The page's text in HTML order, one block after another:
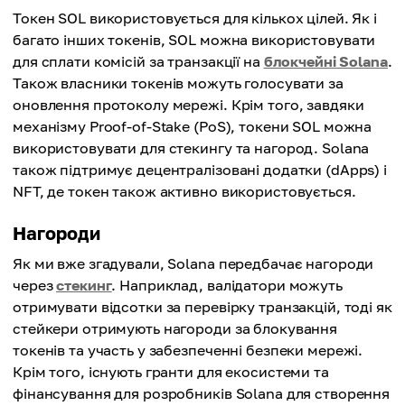
Токен SOL використовується для кількох цілей. Як і
багато інших токенів, SOL можна використовувати
для сплати комісій за транзакції на блокчейні Solana.
Також власники токенів можуть голосувати за
оновлення протоколу мережі. Крім того, завдяки
механізму Proof-of-Stake (PoS), токени SOL можна
використовувати для стекингу та нагород. Solana
також підтримує децентралізовані додатки (dApps) і
NFT, де токен також активно використовується.
Нагороди
Як ми вже згадували, Solana передбачає нагороди
черезстекинг. Наприклад, валідатори можуть
отримувати відсотки за перевірку транзакцій, тоді як
стейкери отримують нагороди за блокування
токенів та участь у забезпеченні безпеки мережі.
Крім того, існують гранти для екосистеми та
фінансування для розробників Solana для створення